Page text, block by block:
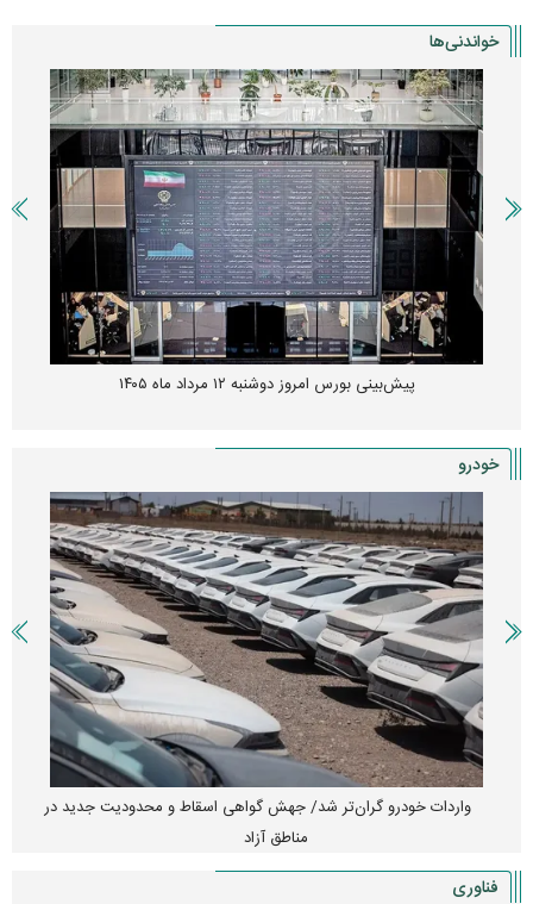
خواندنی‌ها
پیش‌بینی بورس امروز دوشنبه ۱۲ مرداد ماه ۱۴۰۵
خودرو
واردات خودرو گران‌تر شد/ جهش گواهی اسقاط و محدودیت جدید در
مناطق آزاد
فناوری